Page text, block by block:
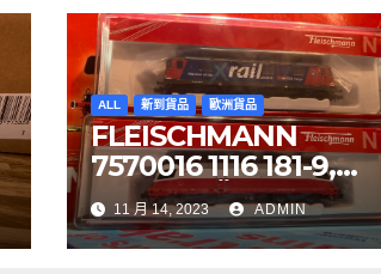
ALL 新到貨品 歐洲貨品
FLEISCHMANN
7570016 1116 181-9,
CITYJET ÖBB
734197 Re 620 088-
5, SBB Cargo
11 月 14, 2023 ADMIN